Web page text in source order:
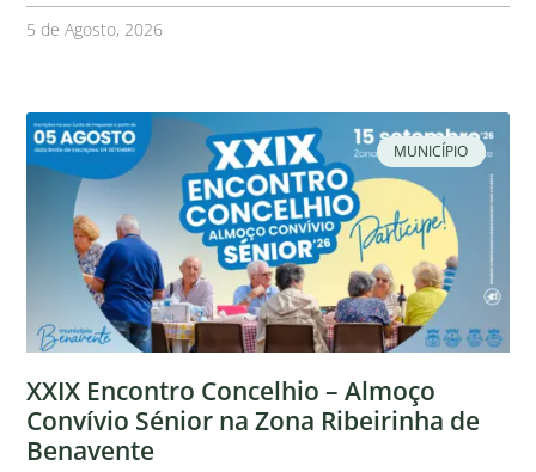
5 de Agosto, 2026
MUNICÍPIO
XXIX Encontro Concelhio – Almoço
Convívio Sénior na Zona Ribeirinha de
Benavente